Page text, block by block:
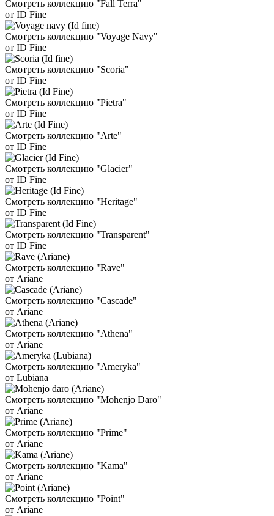
Смотреть коллекцию "Fall Terra"
от ID Fine
Смотреть коллекцию "Voyage Navy"
от ID Fine
Смотреть коллекцию "Scoria"
от ID Fine
Смотреть коллекцию "Pietra"
от ID Fine
Смотреть коллекцию "Arte"
от ID Fine
Смотреть коллекцию "Glacier"
от ID Fine
Смотреть коллекцию "Heritage"
от ID Fine
Смотреть коллекцию "Transparent"
от ID Fine
Смотреть коллекцию "Rave"
от Ariane
Смотреть коллекцию "Cascade"
от Ariane
Смотреть коллекцию "Athena"
от Ariane
Смотреть коллекцию "Ameryka"
от Lubiana
Смотреть коллекцию "Mohenjo Daro"
от Ariane
Смотреть коллекцию "Prime"
от Ariane
Смотреть коллекцию "Kama"
от Ariane
Смотреть коллекцию "Point"
от Ariane